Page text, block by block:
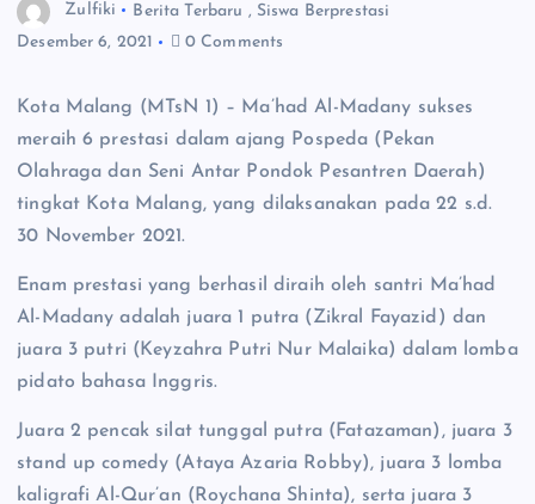
Zulfiki Berita Terbaru , Siswa Berprestasi
Desember 6, 2021
0 Comments
Kota Malang (MTsN 1) – Ma’had Al-Madany sukses
meraih 6 prestasi dalam ajang Pospeda (Pekan
Olahraga dan Seni Antar Pondok Pesantren Daerah)
tingkat Kota Malang, yang dilaksanakan pada 22 s.d.
30 November 2021.
Enam prestasi yang berhasil diraih oleh santri Ma’had
Al-Madany adalah juara 1 putra (Zikral Fayazid) dan
juara 3 putri (Keyzahra Putri Nur Malaika) dalam lomba
pidato bahasa Inggris.
Juara 2 pencak silat tunggal putra (Fatazaman), juara 3
stand up comedy (Ataya Azaria Robby), juara 3 lomba
kaligrafi Al-Qur’an (Roychana Shinta), serta juara 3